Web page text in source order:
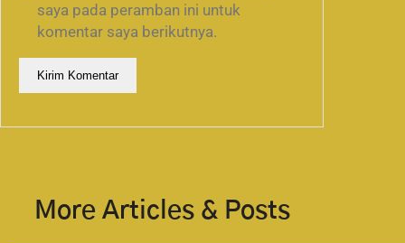
saya pada peramban ini untuk
komentar saya berikutnya.
More Articles & Posts